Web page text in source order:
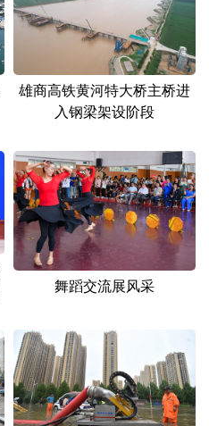
雄商高铁黄河特大桥主桥进
入钢梁架设阶段
舞蹈交流展风采